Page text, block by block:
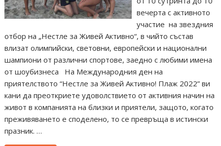
вечерта с активното
участие на звездния
отбор на „Нестле за Живей Активно“, в чийто състав
влизат олимпийски, световни, европейски и национални
шампиони от различни спортове, заедно с любими имена
от шоубизнеса На Международния ден на
приятелството “Нестле за Живей Активно! Плаж 2022” ви
кани да преоткриете удоволствието от активния начин на
живот в компанията на близки и приятели, защото, когато
преживяването е споделено, то се превръща в истински
празник. …